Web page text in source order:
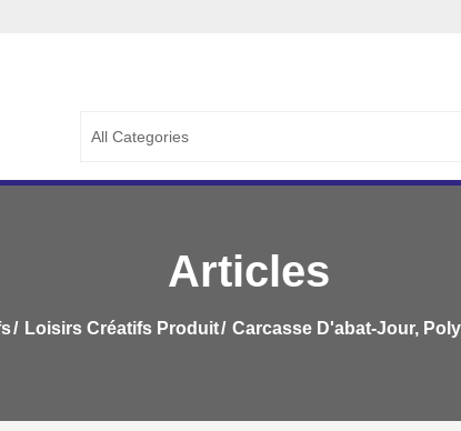
Articles
Loisirs Créatifs Produit Carcasse D'abat-Jour,